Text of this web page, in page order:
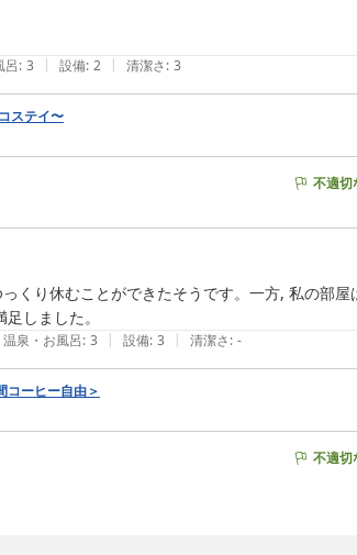
呂: 3 | 設備: 2 | 清潔さ: 3
ステイ〜
不適切
くり休むことができたそうです。一方, 私の部屋
しました。
温泉・お風呂: 3 | 設備: 3 | 清潔さ: -
ーヒー自由＞
不適切